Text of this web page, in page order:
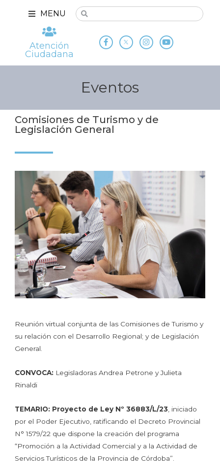
MENU
Atención
Ciudadana
Eventos
Comisiones de Turismo y de
Legislación General
Reunión virtual conjunta de las Comisiones de Turismo y
su relación con el Desarrollo Regional; y de Legislación
General.
CONVOCA: Legisladoras Andrea Petrone y Julieta
Rinaldi
TEMARIO: Proyecto de Ley Nº 36883/L/23 , iniciado
por el Poder Ejecutivo, ratificando el Decreto Provincial
N° 1579/22 que dispone la creación del programa
“Promoción a la Actividad Comercial y a la Actividad de
Servicios Turísticos de la Provincia de Córdoba”.